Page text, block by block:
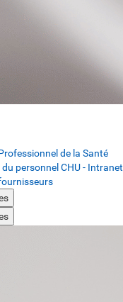
de la Santé
personnel CHU - Intranet